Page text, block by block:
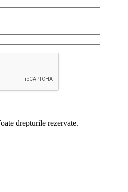
drepturile rezervate.